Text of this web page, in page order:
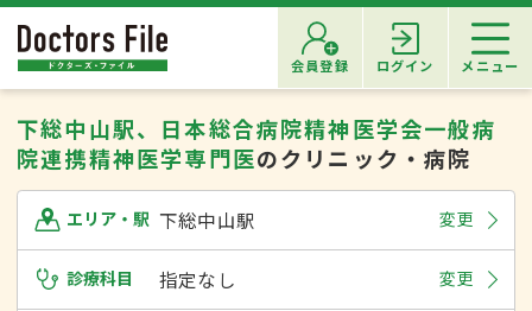
会員登録 ログイン メニュー
下総中山駅、日本総合病院精神医学会一般病
院連携精神医学専門医のクリニック・病院
エリア・駅 下総中山駅 変更
診療科目 指定なし 変更